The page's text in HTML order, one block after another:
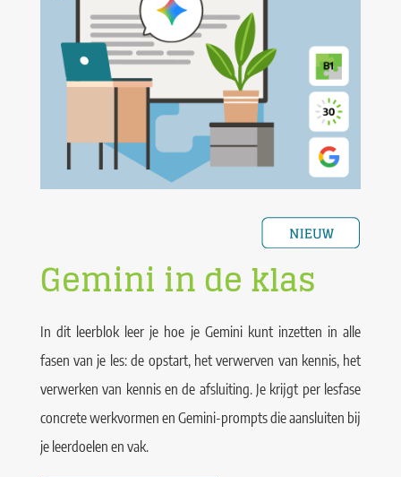
Gemini in de klas
In dit leerblok leer je hoe je Gemini kunt inzetten in alle
fasen van je les: de opstart, het verwerven van kennis, het
verwerken van kennis en de afsluiting. Je krijgt per lesfase
concrete werkvormen en Gemini-prompts die aansluiten bij
je leerdoelen en vak.